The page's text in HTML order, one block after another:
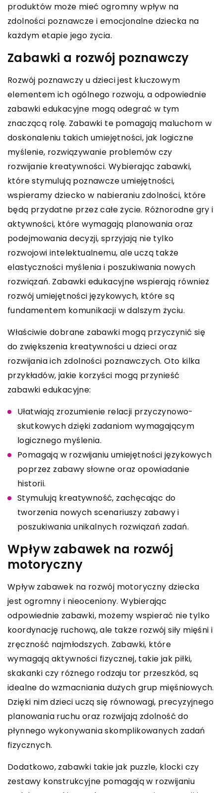
produktów może mieć ogromny wpływ na
zdolności poznawcze i emocjonalne dziecka na
każdym etapie jego życia.
Zabawki a rozwój poznawczy
Rozwój poznawczy u dzieci jest kluczowym
elementem ich ogólnego rozwoju, a odpowiednie
zabawki edukacyjne mogą odegrać w tym
znaczącą rolę. Zabawki te pomagają maluchom w
doskonaleniu takich umiejętności, jak logiczne
myślenie, rozwiązywanie problemów czy
rozwijanie kreatywności. Wybierając zabawki,
które stymulują poznawcze umiejętności,
wspieramy dziecko w nabieraniu zdolności, które
będą przydatne przez całe życie. Różnorodne gry i
aktywności, które wymagają planowania oraz
podejmowania decyzji, sprzyjają nie tylko
rozwojowi intelektualnemu, ale uczą także
elastyczności myślenia i poszukiwania nowych
rozwiązań. Zabawki edukacyjne wspierają również
rozwój umiejętności językowych, które są
fundamentem komunikacji w dalszym życiu.
Właściwie dobrane zabawki mogą przyczynić się
do zwiększenia kreatywności u dzieci oraz
rozwijania ich zdolności poznawczych. Oto kilka
przykładów, jakie korzyści mogą przynieść
zabawki edukacyjne:
Ułatwiają zrozumienie relacji przyczynowo-
skutkowych dzięki zadaniom wymagającym
logicznego myślenia.
Pomagają w rozwijaniu umiejętności językowych
poprzez zabawy słowne oraz opowiadanie
historii.
Stymulują kreatywność, zachęcając do
tworzenia nowych scenariuszy zabawy i
poszukiwania unikalnych rozwiązań zadań.
Wpływ zabawek na rozwój
motoryczny
Wpływ zabawek na rozwój motoryczny dziecka
jest ogromny i nieoceniony. Wybierając
odpowiednie zabawki, możemy wspierać nie tylko
koordynację ruchową, ale także rozwój siły mięśni i
zręczność najmłodszych. Zabawki, które
wymagają aktywności fizycznej, takie jak piłki,
skakanki czy różnego rodzaju tor przeszkód, są
idealne do wzmacniania dużych grup mięśniowych.
Dzięki nim dzieci uczą się równowagi, precyzyjnego
planowania ruchu oraz rozwijają zdolność do
płynnego wykonywania skomplikowanych zadań
fizycznych.
Dodatkowo, zabawki takie jak puzzle, klocki czy
zestawy konstrukcyjne pomagają w rozwijaniu